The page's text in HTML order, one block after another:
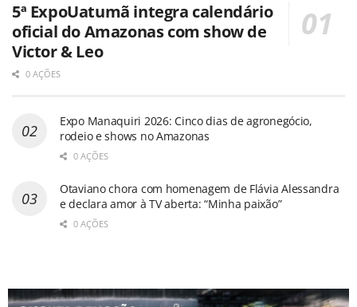
5ª ExpoUatumã integra calendário
oficial do Amazonas com show de
Victor & Leo
0 AÇÕES
Expo Manaquiri 2026: Cinco dias de agronegócio,
rodeio e shows no Amazonas
0 AÇÕES
Otaviano chora com homenagem de Flávia Alessandra
e declara amor à TV aberta: “Minha paixão”
0 AÇÕES